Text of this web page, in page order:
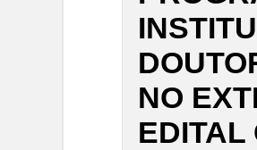
NO
EDITAL